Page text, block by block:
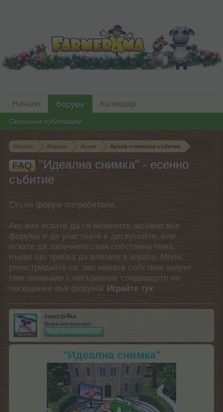
Начало Форуми Архив Архив отминали събития
FAQ
"Идеална снимка" - есенно
събитие
Скъпи форум потребители,
Ако вие искате да се включите активно във
форума и да участвате в дискусиите, или
искате да започнете своя собствена тема,
първо ще трябва да влезете в играта. Моля,
регистрирайте се, ако нямате собствен акаунт.
Ние очакваме с нетърпение следващото ви
посещение във форума! Играйте тук
zwezdi4ka
Board Administrator
Team Farmerama BG
"Идеална снимка"
Начало Форуми
Скорошни публикации
Календар